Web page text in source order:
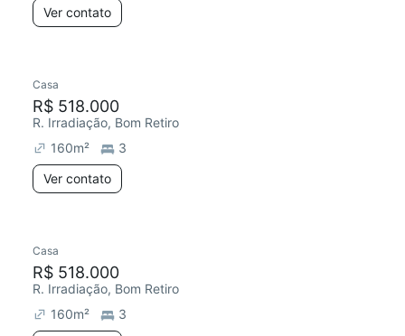
Ver contato
Casa
R$ 518.000
R. Irradiação, Bom Retiro
160m²
3
Ver contato
Casa
R$ 518.000
R. Irradiação, Bom Retiro
160m²
3